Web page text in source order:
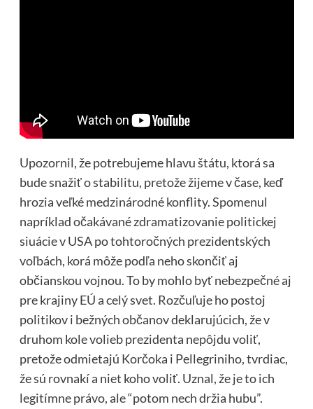
Upozornil, že potrebujeme hlavu štátu, ktorá sa
bude snažiť o stabilitu, pretože žijeme v čase, keď
hrozia veľké medzinárodné konflity. Spomenul
napríklad očakávané zdramatizovanie politickej
siuácie v USA po tohtoročných prezidentských
voľbách, korá môže podľa neho skončiť aj
občianskou vojnou. To by mohlo byť nebezpečné aj
pre krajiny EÚ a celý svet. Rozčuľuje ho postoj
politikov i bežných občanov deklarujúcich, že v
druhom kole volieb prezidenta nepôjdu voliť,
pretože odmietajú Korčoka i Pellegriniho, tvrdiac,
že sú rovnakí a niet koho voliť. Uznal, že je to ich
legitímne právo, ale “potom nech držia hubu”.